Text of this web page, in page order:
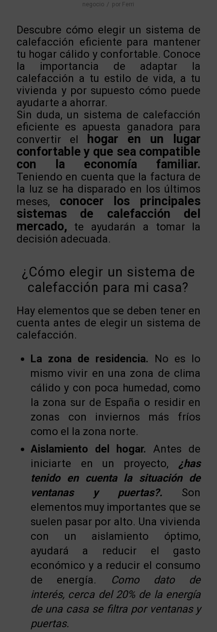
negocio / por Ferri
Descubre cómo elegir un sistema de
calefacción eficiente para mantener
tu hogar cálido y confortable. Conoce
la importancia de adaptar la
calefacción a tu estilo de vida, a tu
vivienda y por supuesto cómo puede
ayudarte a ahorrar.
Sin duda, un sistema de calefacción
eficiente es apuesta ganadora para
convertir el
hogar en un lugar
confortable y que sea compatible
con la economía familiar.
Teniendo en cuenta que la factura de
la luz se ha disparado en los últimos
meses, conocer los principales
sistemas de calefacción del
mercado, te ayudarán a tomar la
decisión adecuada.
¿Cómo elegir un sistema de
calefacción para mi casa?
Hay elementos que se deben tener en
cuenta antes de elegir un sistema de
calefacción.
La zona de residencia. No es lo
mismo vivir en una zona de clima
cálido y con poca humedad, como
la zona sur de España o residir en
zonas con inviernos más fríos
como el la zona norte.
Aislamiento del hogar. Antes de
iniciarte en un proyecto, ¿has
tenido en cuenta la situación de
ventanas y puertas?.
Son
elementos muy importantes que se
suelen pasar por alto. Una vivienda
con un aislamiento óptimo,
ayudará a reducir el gasto
económico y a reducir el consumo
de energía.
Como dato de
interés,cerca del 20% de la energía
de una casa se filtra por ventanas y
puertas.